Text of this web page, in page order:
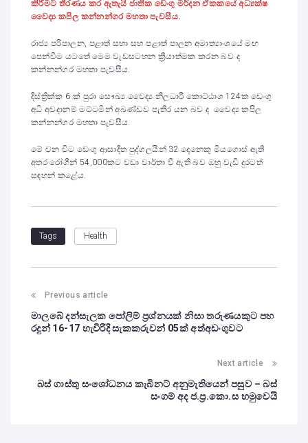
කිරීමට තීරණය කර ඇතැයි ජාතික ඩෙංගු මර්දන ඒකකයේ අධ්‍යක්ෂ
වෛද්‍ය කපිල කන්නන්ගර මහතා පැවසීය.
රාජ්‍ය පරිපාලන, පළාත් සභා සහ පළාත් පාලන අමාත්‍යාංශයේ මඟ
පෙන්වීම යටතේ මෙම වැඩසටහන ක්‍රියාත්මක කරන බව ද
කන්නන්ගර මහතා පැවසීය.
දිස්ත්‍රික්ක 6 ක් පුරා සෞඛ්‍ය වෛද්‍ය නිලධාරී කොට්ඨාශ 124ක ඩෙංගු
අධි අවදානම් මට්ටමින් අඛණ්ඩව පැතිර යන බව ද වෛද්‍ය කපිල
කන්නන්ගර මහතා පැවසීය.
මේ වන විට ඩෙංගු ආසාදිත පුද්ගලයින් 32 දෙනෙකු මියගොස් ඇති
අතර රෝගීන් 54,000කට වඩා වාර්තා වී ඇති බව ඔහු වැඩි දුරටත්
සඳහන් කළේය.
Tags Health
Previous article
මාලබේ දන්සැලක පෝලිම් ප්‍රශ්නයක් නිසා තරුණයකුට පහ
රදුන් 16-17 හැවිරිදි සැකකරුවන් 05ක් අත්අඩංගුවට
Next article
බස් ගාස්තු සංශෝධනය කැබිනට් අනුමැතියෙන් පසුව – බස්
සංගම් අද ජ.ප්‍ර.කො.ස හමුවෙයි